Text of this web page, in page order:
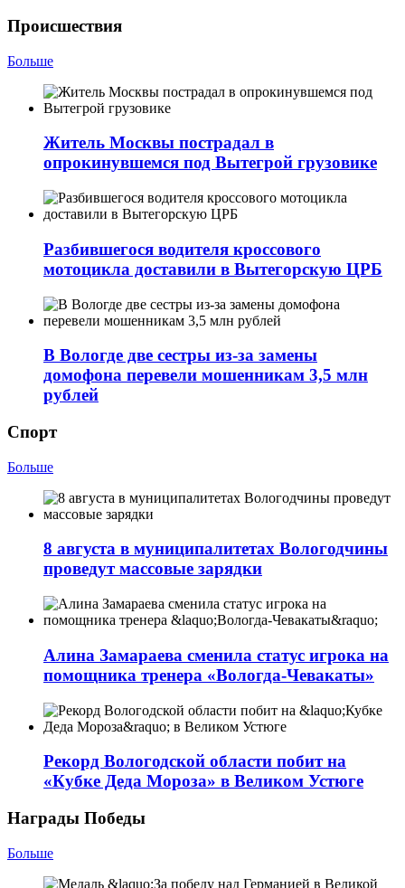
Происшествия
Больше
Житель Москвы пострадал в
опрокинувшемся под Вытегрой грузовике
Разбившегося водителя кроссового
мотоцикла доставили в Вытегорскую ЦРБ
В Вологде две сестры из-за замены
домофона перевели мошенникам 3,5 млн
рублей
Спорт
Больше
8 августа в муниципалитетах Вологодчины
проведут массовые зарядки
Алина Замараева сменила статус игрока на
помощника тренера «Вологда-Чевакаты»
Рекорд Вологодской области побит на
«Кубке Деда Мороза» в Великом Устюге
Награды Победы
Больше